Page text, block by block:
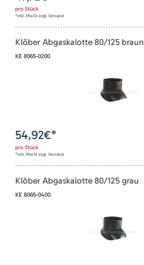
pro Stück
*inkl. MwSt zzgl. Versand
Klöber Abgaskalotte 80/125 braun
KE 8065-0200
54,92€*
pro Stück
*inkl. MwSt zzgl. Versand
Klöber Abgaskalotte 80/125 grau
KE 8065-0400